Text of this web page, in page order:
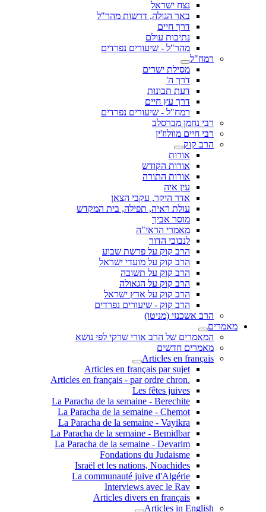
נצח ישראל
באר הגולה, דרשות מהר"ל
דרך חיים
נתיבות עולם
מהר"ל - שיעורים נפרדים
רמח"ל
מסילת ישרים
דרך ה'
דעת תבונות
דרך עץ חיים
רמח"ל - שיעורים נפרדים
רבי נחמן מברסלב
רבי חיים מוולוז'ין
הרב קוק
אורות
אורות הקודש
אורות התורה
עין איה
אדר היקר, עקבי הצאן
עולת ראיה, תפילה, בית המקדש
מוסר אביך
מאמרי הראי"ה
לנבוכי הדור
הרב קוק על פרשת שבוע
הרב קוק על מועדי ישראל
הרב קוק על תשובה
הרב קוק על הגאולה
הרב קוק על ארץ ישראל
הרב קוק - שיעורים נפרדים
הרב אשכנזי (מניטו)
מאמרים
המאמרים של הרב אורי שרקי לפי נושא
מאמרים חדשים
Articles en français
Articles en français par sujet
.Articles en français - par ordre chron
Les fêtes juives
La Paracha de la semaine - Berechite
La Paracha de la semaine - Chemot
La Paracha de la semaine - Vayikra
La Paracha de la semaine - Bemidbar
La Paracha de la semaine - Devarim
Fondations du Judaisme
Israël et les nations, Noachides
La communauté juive d'Algérie
Interviews avec le Rav
Articles divers en français
Articles in English